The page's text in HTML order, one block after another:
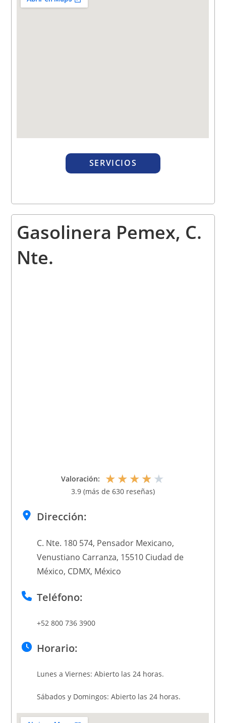
SERVICIOS
Gasolinera Pemex, C.
Nte.
Valoración: ★★★★ ★
3.9 (más de 630 reseñas)
Dirección:
C. Nte. 180 574, Pensador Mexicano,
Venustiano Carranza, 15510 Ciudad de
México, CDMX, México
Teléfono:
+52 800 736 3900
Horario:
Lunes a Viernes: Abierto las 24 horas.
Sábados y Domingos: Abierto las 24 horas.